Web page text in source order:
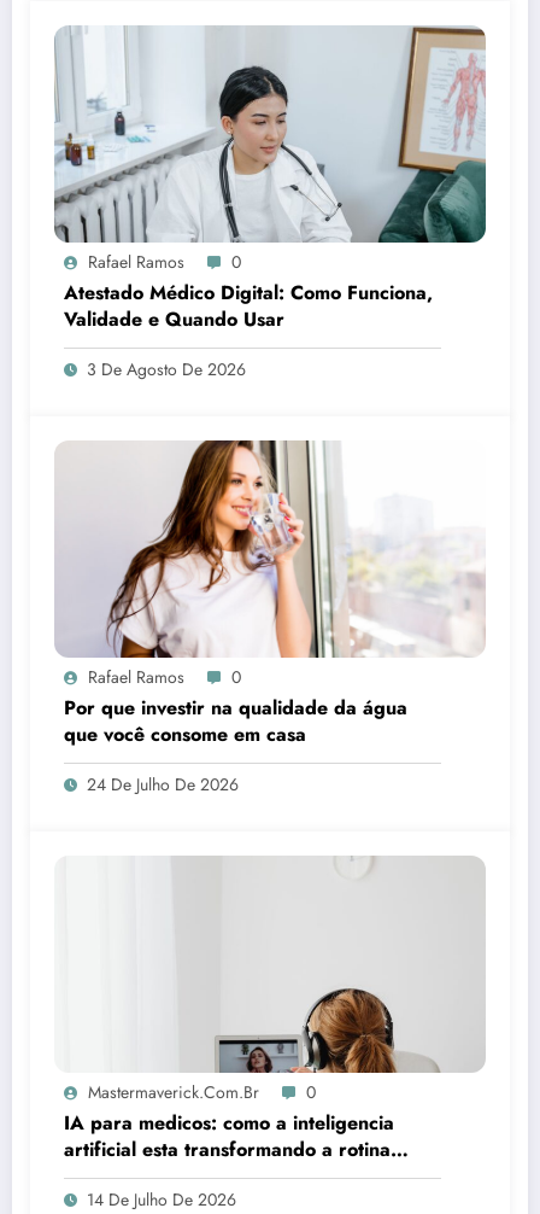
Rafael Ramos 0
Atestado Médico Digital: Como Funciona,
Validade e Quando Usar
3 De Agosto De 2026
Rafael Ramos 0
Por que investir na qualidade da água
que você consome em casa
24 De Julho De 2026
Mastermaverick.com.br 0
IA para medicos: como a inteligencia
artificial esta transformando a rotina
clinica
14 De Julho De 2026